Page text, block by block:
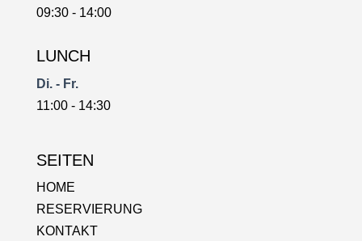
09:30 - 14:00
LUNCH
Di. - Fr.
11:00 - 14:30
SEITEN
HOME
RESERVIERUNG
KONTAKT